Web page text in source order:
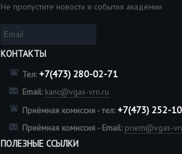
Не пропустите новости и события академии
КОНТАКТЫ
Тел: +7(473) 280-02-71
Email: kanc@vgas-vrn.ru
Приёмная комиссия - тел: +7(473) 252-
Приёмная комиссия - Email: priem@vgas-
ПОЛЕЗНЫЕ ССЫЛКИ